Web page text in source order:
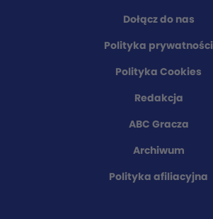
Dołącz do nas
Polityka prywatności
Polityka Cookies
Redakcja
ABC Gracza
Archiwum
Polityka afiliacyjna